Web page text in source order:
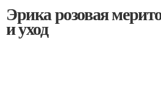
Эрика розовая
и уход